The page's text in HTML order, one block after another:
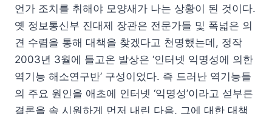
언가 조치를 취해야 모양새가 나는 상황이 된 것이다.
옛 정보통신부 진대제 장관은 전문가들 및 폭넓은 의
견 수렴을 통해 대책을 찾겠다고 천명했는데, 정작
2003년 3월에 들고온 발상은 ‘인터넷 익명성에 의한
역기능 해소연구반’ 구성이었다. 즉 드러난 역기능들
의 주요 원인을 애초에 인터넷 ‘익명성’이라고 섣부른
결론을 속 시원하게 먼저 내린 다음, 그에 대한 대책